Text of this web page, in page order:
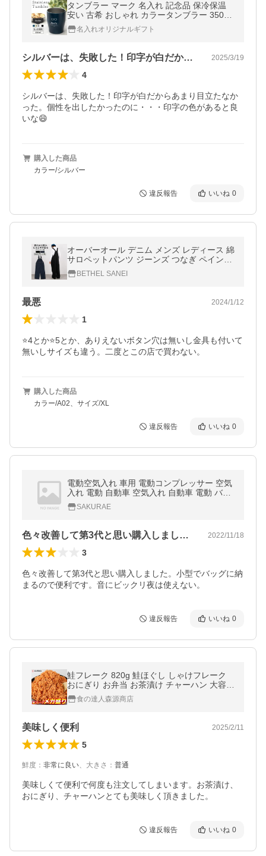
タンブラー マーク 名入れ 記念品 保冷保温
安い 古希 おしゃれ カラータンブラー 350ml
名前入り プレゼント 名前入り日 40代 50代
60代 爆買
名入れオリジナルギフト
シルバーは、失敗した！印字が白だからあ… 2025/3/19
4
シルバーは、失敗した！印字が白だからあまり目立たなか
った。個性を出したかったのに・・・印字の色があると良
いな😄
購入した商品
カラー/シルバー
違反報告 いいね 0
オーバーオール デニム メンズ レディース 綿
サロペットパンツ ジーンズ つなぎ ペインタ
ー ワークパンツ 作業服 アメカジ カーゴパン
ツ 夏春 秋 秋服 おしゃれ
BETHEL SANEI
最悪 2024/1/12
1
⭐️4とか⭐️5とか、ありえないボタン穴は無いし金具も付いて
無いしサイズも違う。二度とこの店で買わない。
購入した商品
カラー/A02、サイズ/XL
違反報告 いいね 0
電動空気入れ 車用 電動コンプレッサー 空気
入れ 電動 自動車 空気入れ 自動車 電動 バイ
ク エアコンプレッサー 充電 ロードバイク ク
リスマス 空気入れ ボール
SAKURAE
色々改善して第3代と思い購入しました。… 2022/11/18
3
色々改善して第3代と思い購入しました。小型でバッグに納
まるので便利です。音にビックリ夜は使えない。
違反報告 いいね 0
鮭フレーク 820g 鮭ほぐし しゃけフレーク
おにぎり お弁当 お茶漬け チャーハン 大容量
メール便 爆買
食の達人森源商店
美味しく便利 2025/2/11
5
鮮度 ： 非常に良い、 大きさ ： 普通
美味しくて便利で何度も注文してしまいます。お茶漬け、
おにぎり、チャーハンとても美味しく頂きました。
違反報告 いいね 0